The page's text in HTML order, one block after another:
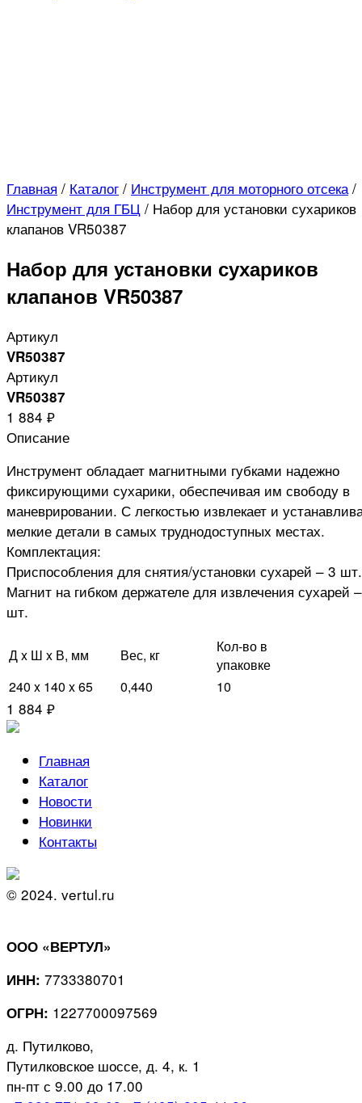
Главная / Каталог / Инструмент для моторного отсека /
Инструмент для ГБЦ / Набор для установки сухариков
клапанов VR50387
Набор для установки сухариков
клапанов VR50387
Артикул
VR50387
Артикул
VR50387
1 884 ₽
Описание
Инструмент обладает магнитными губками надежно
фиксирующими сухарики, обеспечивая им свободу в
маневрировании. С легкостью извлекает и
мелкие детали в самых труднодоступных местах.
Комплектация:
Приспособления для снятия/установки сухарей – 3 шт.
Магнит на гибком держателе для извлечения сухарей
шт.
Д x Ш x В, мм Вес, кг
Кол-во в
упаковке
240 x 140 x 65
0,440 10
1 884 ₽
Главная
Каталог
Новости
Новинки
Контакты
© 2024. vertul.ru
ООО «ВЕРТУЛ»
ИНН: 7733380701
ОГРН: 1227700097569
д. Путилково,
Путилковское шоссе, д. 4, к. 1
пн-пт с 9.00 до 17.00